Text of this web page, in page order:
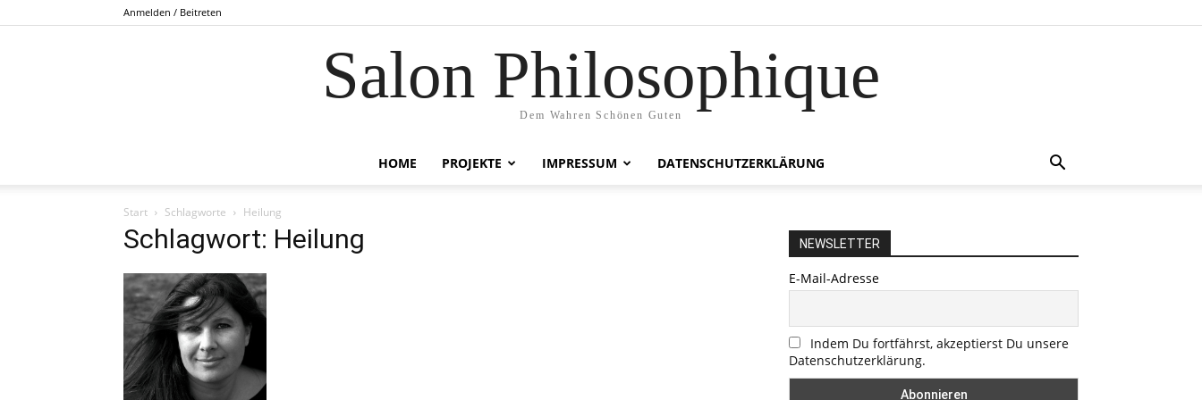
Anmelden / Beitreten
Salon Philosophique
Dem Wahren Schönen Guten
HOME PROJEKTE IMPRESSUM DATENSCHUTZERKLÄRUNG
Start Schlagworte Heilung
Schlagwort: Heilung NEWSLETTER
E-Mail-Adresse
Indem Du fortfährst, akzeptierst Du unsere
Datenschutzerklärung.